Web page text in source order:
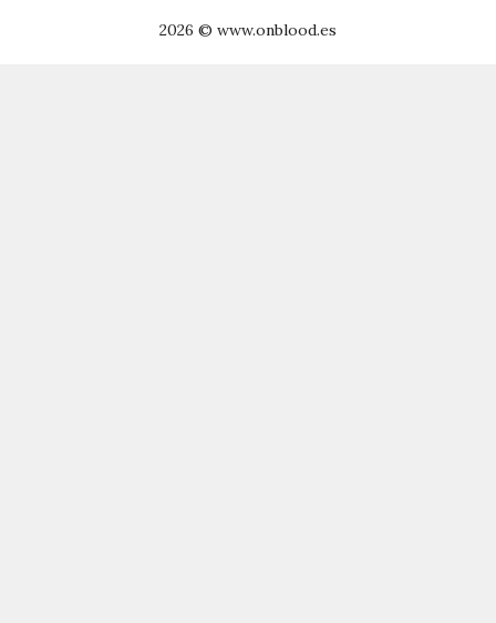
2026 © www.onblood.es